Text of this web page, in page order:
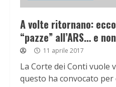
A volte ritornano:
“pazze” all’ARS… e
11 aprile 2017
La Corte dei Conti vuole
questo ha convocato